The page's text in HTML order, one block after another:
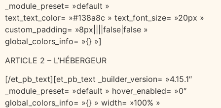
_module_preset= »default »
text_text_color= »#138a8c » text_font_size= »20px »
custom_padding= »8px||||false|false »
global_colors_info= »{} »]
ARTICLE 2 – L’HÉBERGEUR
[/et_pb_text][et_pb_text _builder_version= »4.15.1″
_module_preset= »default » hover_enabled= »0″
global_colors_info= »{} » width= »100% »